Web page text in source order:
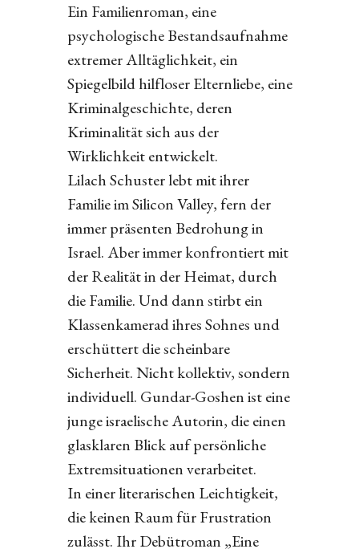
Ein Familienroman, eine
psychologische Bestandsaufnahme
extremer Alltäglichkeit, ein
Spiegelbild hilfloser Elternliebe, eine
Kriminalgeschichte, deren
Kriminalität sich aus der
Wirklichkeit entwickelt.
Lilach Schuster lebt mit ihrer
Familie im Silicon Valley, fern der
immer präsenten Bedrohung in
Israel. Aber immer konfrontiert mit
der Realität in der Heimat, durch
die Familie. Und dann stirbt ein
Klassenkamerad ihres Sohnes und
erschüttert die scheinbare
Sicherheit. Nicht kollektiv, sondern
individuell. Gundar-Goshen ist eine
junge israelische Autorin, die einen
glasklaren Blick auf persönliche
Extremsituationen verarbeitet.
In einer literarischen Leichtigkeit,
die keinen Raum für Frustration
zulässt. Ihr Debütroman „Eine